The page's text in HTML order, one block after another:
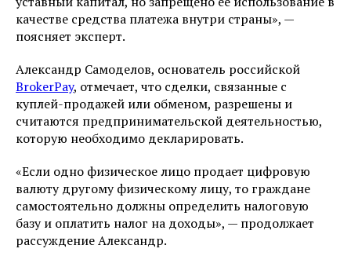
качестве средства платежа внутри страны», —
поясняет эксперт.
Александр Самоделов, основатель российской
BrokerPay, отмечает, что сделки, связанные с
куплей-продажей или обменом, разрешены и
считаются предпринимательской деятельностью,
которую необходимо декларировать.
«Если одно физическое лицо продает цифровую
валюту другому физическому лицу, то граждане
самостоятельно должны определить налоговую
базу и оплатить налог на доходы», — продолжает
рассуждение Александр.